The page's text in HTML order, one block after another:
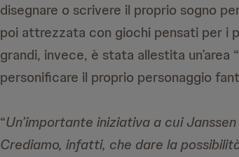
disegnare o scrivere il proprio sogno
poi attrezzata con giochi pensati per i
grandi, invece, è stata allestita
personificare il proprio personaggio
“Un’importante iniziativa a cui
Crediamo, infatti, che dare la